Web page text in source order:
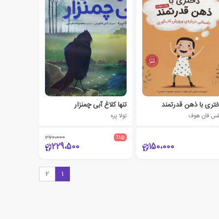
با ذهن قدرتمند
فان هوف
150،000
تنها کلاغ آبی چمنزار
تولا پره
٪15 270،000
229،500
1
2